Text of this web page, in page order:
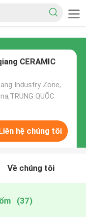
CERAMIC
Industry Zone,
QUỐC
hệ chúng tôi
Về chúng tôi
(37)